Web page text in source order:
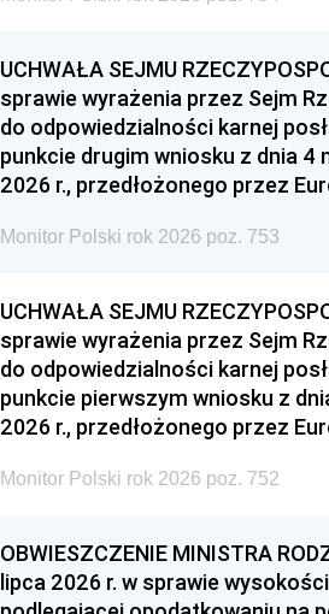
UCHWAŁA SEJMU
sprawie wyrażenia przez Sejm
do odpowiedzialności karnej
punkcie drugim wniosku z dnia 4
2026 r., przedłożonego przez
Monitor Polski rok 2026 poz. 753
UCHWAŁA SEJMU
sprawie wyrażenia przez Sejm
do odpowiedzialności karnej
punkcie pierwszym wniosku z
2026 r., przedłożonego przez
Monitor Polski rok 2026 poz. 752
OBWIESZCZENIE MINISTRA
lipca 2026 r. w sprawie